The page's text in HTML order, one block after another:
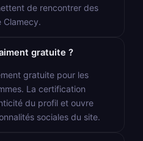
de rencontrer des
Clamecy.
gratuite ?
gratuite pour les
La certification
du profil et ouvre
sociales du site.